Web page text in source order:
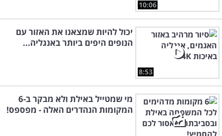
10:06
8:53
יכול להיות שמצאנו את האזור עם
הנופים היפים ביותר באנגליה...
מי שמטייל באילת ולא מבקר ב-6
המקומות הנהדרים האלה - מפספס!